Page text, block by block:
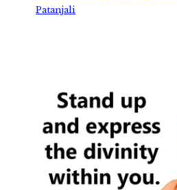
Patanjali